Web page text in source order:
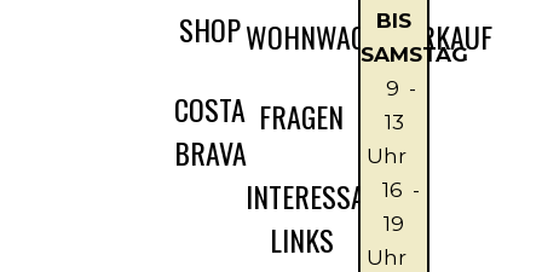
SHOP
COSTA
BRAVA
WOHNWAGENVERKAUF
FRAGEN
INTERESSANTE
LINKS
BIS
SAMSTAG
9 -
13
Uhr
16 -
19
Uhr